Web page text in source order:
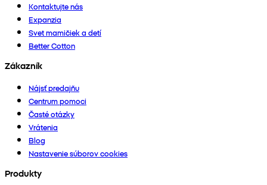
Kontaktujte nás
Expanzia
Svet mamičiek a detí
Better Cotton
Zákazník
Nájsť predajňu
Centrum pomoci
Časté otázky
Vrátenia
Blog
Nastavenie súborov cookies
Produkty